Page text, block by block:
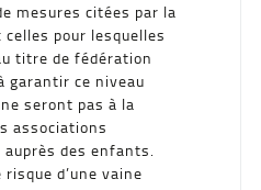
mesures citées par la
pour lesquelles
titre de fédération
garantir ce niveau
seront pas à la
associations
des enfants.
d’une vaine